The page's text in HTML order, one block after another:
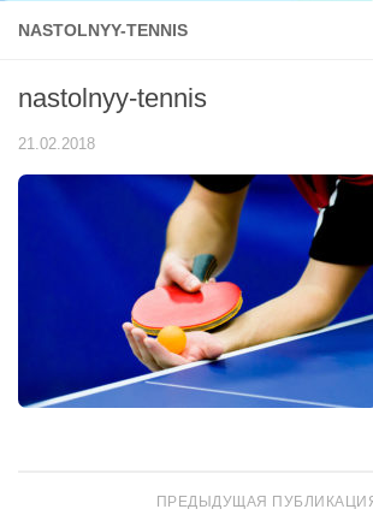
NASTOLNYY-TENNIS
nastolnyy-tennis
21.02.2018
ПРЕДЫДУЩАЯ